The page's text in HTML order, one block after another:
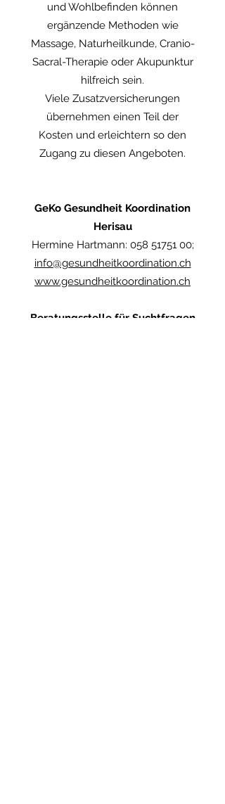
und Wohlbefinden können
ergänzende Methoden wie
Massage, Naturheilkunde, Cranio-
Sacral-Therapie oder Akupunktur
hilfreich sein.
Viele Zusatzversicherungen
übernehmen einen Teil der
Kosten und erleichtern so den
Zugang zu diesen Angeboten.
GeKo Gesundheit Koordination
Herisau
Hermine Hartmann: 058 51751 00;
info@gesundheitkoordination.ch
www.gesundheitkoordination.ch
Beratungsstelle für Suchtfragen